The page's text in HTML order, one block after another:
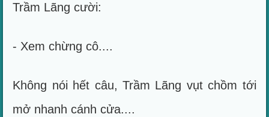
Trầm Lãng cười:
- Xem chừng cô....
Không nói hết câu, Trầm Lãng vụt chồm tới
mở nhanh cánh cửa....